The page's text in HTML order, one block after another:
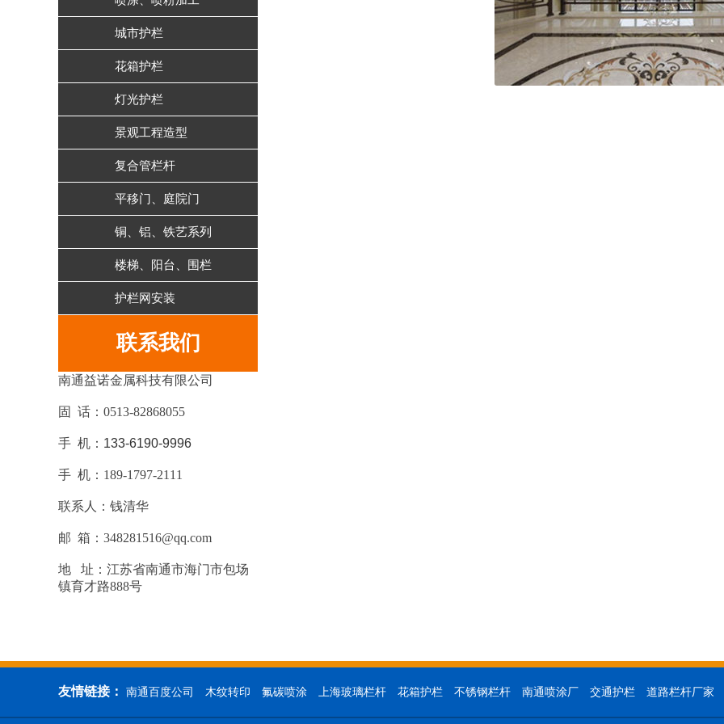
城市护栏
花箱护栏
灯光护栏
景观工程造型
复合管栏杆
平移门、庭院门
铜、铝、铁艺系列
楼梯、阳台、围栏
护栏网安装
联系我们
南通益诺金属科技有限公司
固 话：0513-82868055
手 机： 133-6190-9996
手 机：189-1797-2111
联系人：钱清华
邮 箱：348281516@qq.com
地 址：江苏省南通市海门市包场
镇育才路888号
友情链接： 南通百度公司 木纹转印 氟碳喷涂 上海玻璃栏杆 花箱护栏 不锈钢栏杆 南通喷涂厂 交通护栏 道路栏杆厂家